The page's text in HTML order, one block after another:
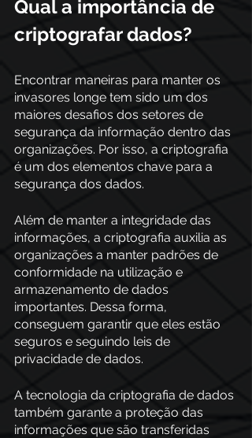
Qual a importância de
criptografar dados?
Encontrar maneiras para manter os
invasores longe tem sido um dos
maiores desafios dos setores de
segurança da informação dentro das
organizações. Por isso, a criptografia
é um dos elementos chave para a
segurança dos dados.
Além de manter a integridade das
informações, a criptografia auxilia as
organizações a manter padrões de
conformidade na utilização e
armazenamento de dados
importantes. Dessa forma,
conseguem garantir que eles estão
seguros e seguindo leis de
privacidade de dados.
A tecnologia da criptografia de dados
também garante a proteção das
informações que são transferidas